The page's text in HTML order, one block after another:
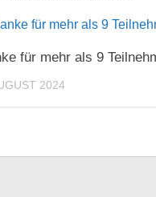
für mehr als 9
2024